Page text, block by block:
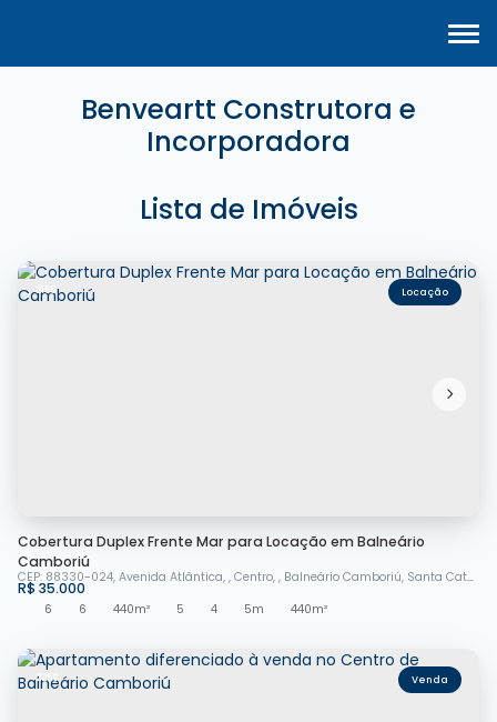
Benveartt Construtora e
Incorporadora
Lista de Imóveis
2155
Cobertura Duplex Frente Mar para Locação em Balneário
Camboriú
R$ 35.000
CEP: 88330-024, Avenida Atlântica , Centro , Balneário Camboriú, Santa Catarina
6
6 440m² 5 4 5m 440m²
2259